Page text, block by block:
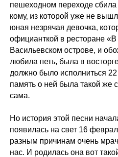
пешеходном переходе
кому, из которой уже не
юная незрячая девочка,
официанткой в ресторане «В
Васильевском острове, и
любила петь, была в
должно было исполниться
память о ней была такой же
сама.
Но история этой песни
появилась на свет 16
разным причинам очень
нас. И родилась она вот